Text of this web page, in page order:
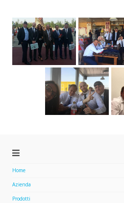
Home
Azienda
Prodotti